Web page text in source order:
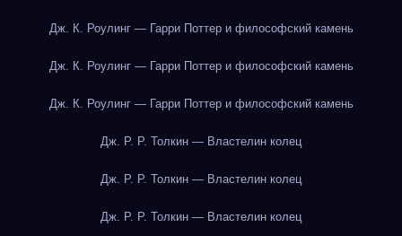
Дж. К. Роулинг — Гарри Поттер и философский камень
Дж. К. Роулинг — Гарри Поттер и философский камень
Дж. К. Роулинг — Гарри Поттер и философский камень
Дж. Р. Р. Толкин — Властелин колец
Дж. Р. Р. Толкин — Властелин колец
Дж. Р. Р. Толкин — Властелин колец